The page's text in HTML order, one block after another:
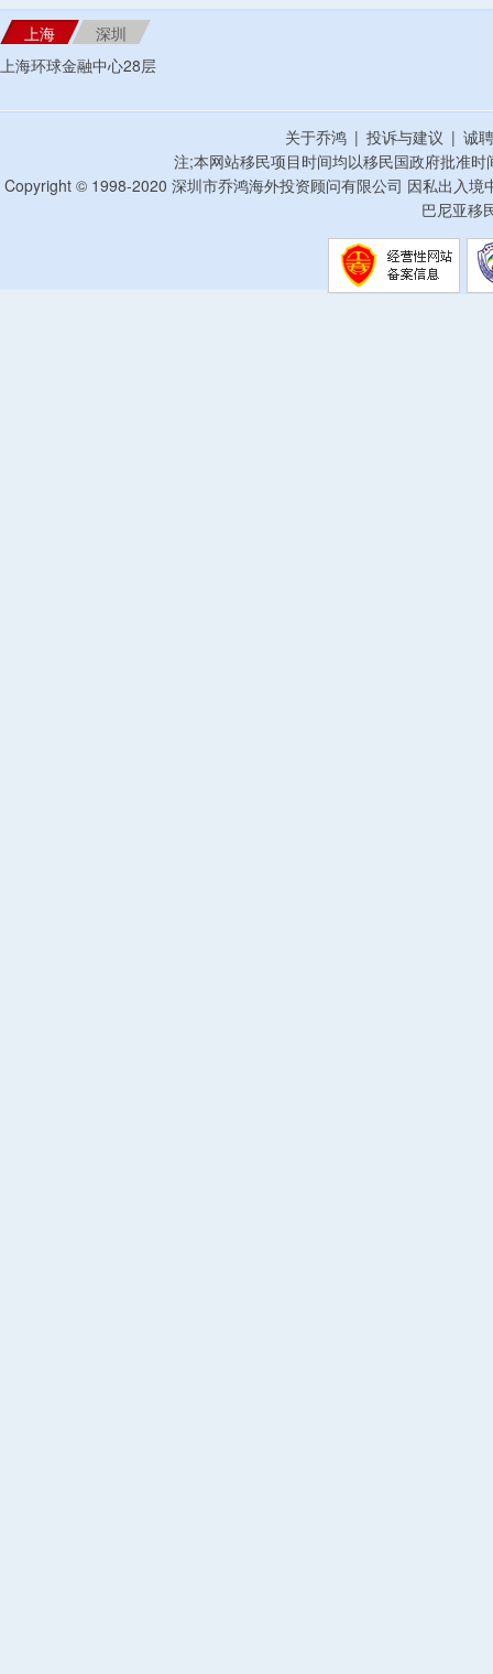
上海
深圳
上海环球金融中心28层
关于乔鸿 | 投诉与建议 | 诚
注;本网站移民项目时间均以移民国政府批准
Copyright © 1998-2020 深圳市乔鸿海外投资顾问有限公司 因私出入
巴尼亚移